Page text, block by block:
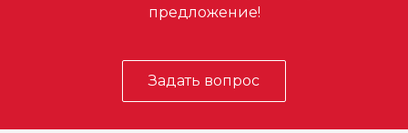
предложение!
Задать вопрос